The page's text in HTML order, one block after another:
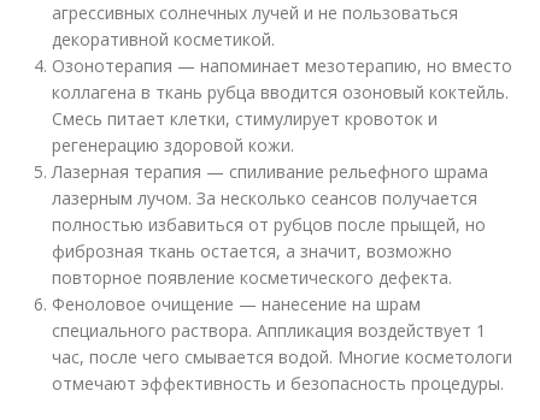
агрессивных солнечных лучей и не пользоваться
декоративной косметикой.
Озонотерапия — напоминает мезотерапию, но вместо
коллагена в ткань рубца вводится озоновый коктейль.
Смесь питает клетки, стимулирует кровоток и
регенерацию здоровой кожи.
Лазерная терапия — спиливание рельефного шрама
лазерным лучом. За несколько сеансов получается
полностью избавиться от рубцов после прыщей, но
фиброзная ткань остается, а значит, возможно
повторное появление косметического дефекта.
Феноловое очищение — нанесение на шрам
специального раствора. Аппликация воздействует 1
час, после чего смывается водой. Многие косметологи
отмечают эффективность и безопасность процедуры.